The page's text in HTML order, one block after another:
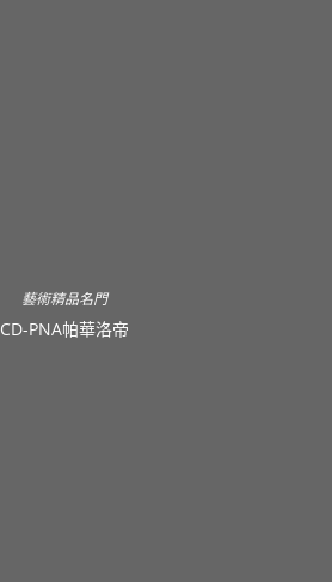
藝術精品名門
CD-PNA帕華洛帝